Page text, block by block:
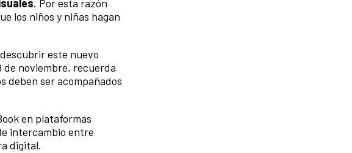
. Por esta razón
los niños y niñas hagan
este nuevo
de noviembre, recuerda
deben ser acompañados
en plataformas
intercambio entre
digital.